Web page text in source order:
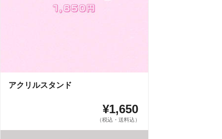
アクリルスタンド
¥1,650
（税込・送料込）